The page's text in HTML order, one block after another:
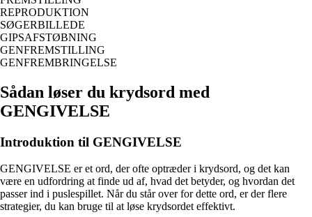
REPRODUKTION
SØGERBILLEDE
GIPSAFSTØBNING
GENFREMSTILLING
GENFREMBRINGELSE
Sådan løser du krydsord med
GENGIVELSE
Introduktion til GENGIVELSE
GENGIVELSE er et ord, der ofte optræder i krydsord, og det kan
være en udfordring at finde ud af, hvad det betyder, og hvordan det
passer ind i puslespillet. Når du står over for dette ord, er der flere
strategier, du kan bruge til at løse krydsordet effektivt.